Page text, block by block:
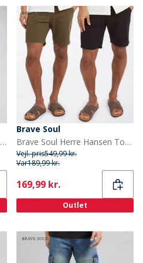
Brave Soul Herre Crew Neck Sweatshirt Blå
Brave Soul
Brave Soul Herre Hansen To-pak Chino Shorts Sort/Khaki
Vejl. pris549,99 kr.
Var189,99 kr.
Current
169,99 kr.
Outlet